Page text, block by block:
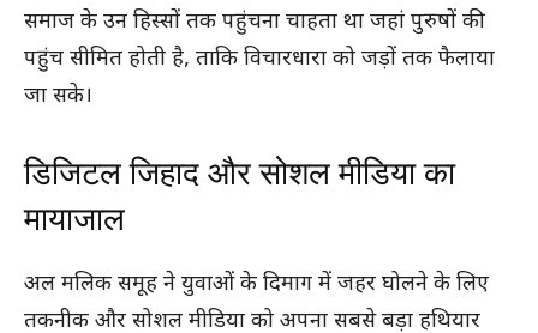
समाज के उन हिस्सों तक पहुंचना चाहता था जहां पुरुषों की
पहुंच सीमित होती है, ताकि विचारधारा को जड़ों तक फैलाया
जा सके।
डिजिटल जिहाद और सोशल मीडिया का
मायाजाल
अल मलिक समूह ने युवाओं के दिमाग में जहर घोलने के लिए
तकनीक और सोशल मीडिया को अपना सबसे बड़ा हथियार